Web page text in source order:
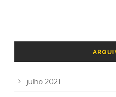
julho 2021